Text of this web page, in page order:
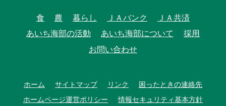
食 農 暮らし ＪＡバンク
ＪＡ共済
あいち海部の活動
あいち海部について
採用
お問い合わせ
ホーム サイトマップ リンク
困ったときの連絡先
ホームページ運営ポリシー
情報セキュリティ基本方針